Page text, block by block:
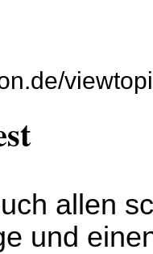
allen
und